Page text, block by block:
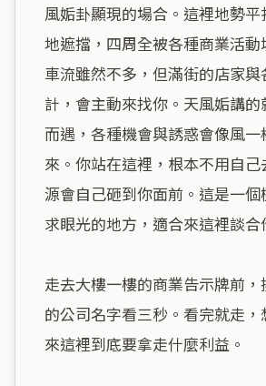
風姤卦顯現的場合。這裡地勢
地遮擋，四周全被各種商業活動
車流雖然不多，但滿街的店家
計，會主動來找你。天風姤講
而遇，各種機會與誘惑會像風一
來。你站在這裡，根本不用自
源會自己砸到你面前。這是一
求眼光的地方，適合來這裡談合
走去大樓一樓的商業告示牌前
的公司名字看三秒。看完就走
來這裡到底要拿走什麼利益。